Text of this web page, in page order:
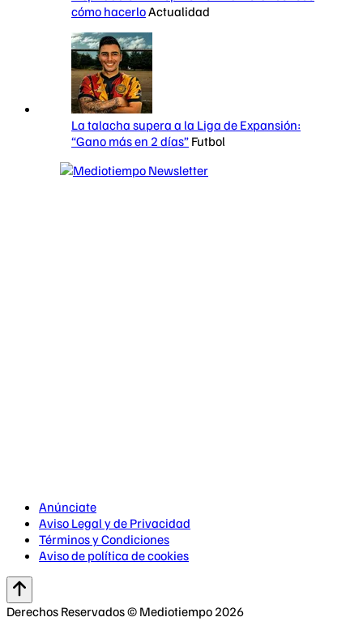
cómo hacerloActualidad
La talacha supera a la Liga de Expansión:
“Gano más en 2 días” Futbol
Anúnciate
Aviso Legal y de Privacidad
Términos y Condiciones
Aviso de política de cookies
Derechos Reservados © Mediotiempo 2026